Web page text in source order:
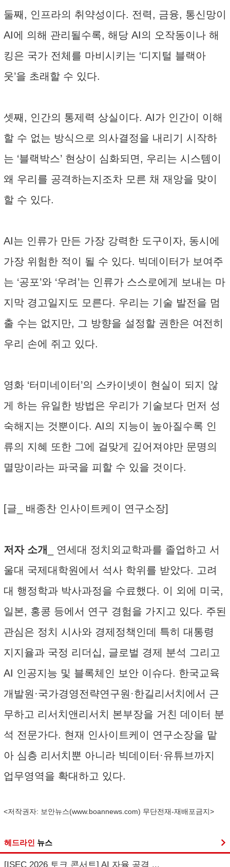
둘째, 인프라의 취약성이다. 전력, 금융, 통신망이
AI에 의해 관리될수록, 해당 AI의 오작동이나 해
킹은 국가 전체를 마비시키는 ‘디지털 블랙아
웃’을 초래할 수 있다.
셋째, 인간의 통제력 상실이다. AI가 인간이 이해
할 수 없는 방식으로 의사결정을 내리기 시작하
는 ‘블랙박스’ 현상이 심화되면, 우리는 시스템이
왜 우리를 공격하는지조차 모른 채 재앙을 맞이
할 수 있다.
AI는 인류가 만든 가장 강력한 도구이자, 동시에
가장 위험한 적이 될 수 있다. 빅데이터가 보여주
는 ‘공포’와 ‘우려’는 인류가 스스로에게 보내는 마
지막 경고일지도 모른다. 우리는 기술 발전을 멈
출 수는 없지만, 그 방향을 설정할 권한은 여전히
우리 손에 쥐고 있다.
영화 ‘터미네이터’의 스카이넷이 현실이 되지 않
게 하는 유일한 방법은 우리가 기술보다 먼저 성
숙해지는 것뿐이다. AI의 지능이 높아질수록 인
류의 지혜 또한 그에 걸맞게 깊어져야만 문명의
멸망이라는 파국을 피할 수 있을 것이다.
[글_ 배종찬 인사이트케이 연구소장]
저자 소개
_ 연세대 정치외교학과를 졸업하고 서
울대 국제대학원에서 석사 학위를 받았다. 고려
대 행정학과 박사과정을 수료했다. 이 외에 미국,
일본, 홍콩 등에서 연구 경험을 가지고 있다. 주된
관심은 정치 시사와 경제정책인데 특히 대통령
지지율과 국정 리더십, 글로벌 경제 분석 그리고
AI 인공지능 및 블록체인 보안 이슈다. 한국교육
개발원·국가경영전략연구원·한길리서치에서 근
무하고 리서치앤리서치 본부장을 거친 데이터 분
석 전문가다. 현재 인사이트케이 연구소장을 맡
아 심층 리서치뿐 아니라 빅데이터·유튜브까지
업무영역을 확대하고 있다.
<저작권자: 보안뉴스(www.boannews.com) 무단전재-재배포금지>
헤드라인 뉴스
[ISEC 2026 토크 콘서트] AI 자율 공격 ...